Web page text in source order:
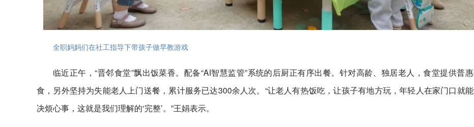
全职妈妈们在社工指导下带孩子做早教游戏
临近正午，“晋邻食堂”飘出饭菜香。配备“AI智慧监管”系统的后厨正有序出餐。针对高龄、独居老人，食堂提供普
食，另外坚持为失能老人上门送餐，累计服务已达300余人次。“让老人有热饭吃，让孩子有地方玩，年轻人在家门口就
决烦心事，这就是我们理解的‘完整’。”王娟表示。